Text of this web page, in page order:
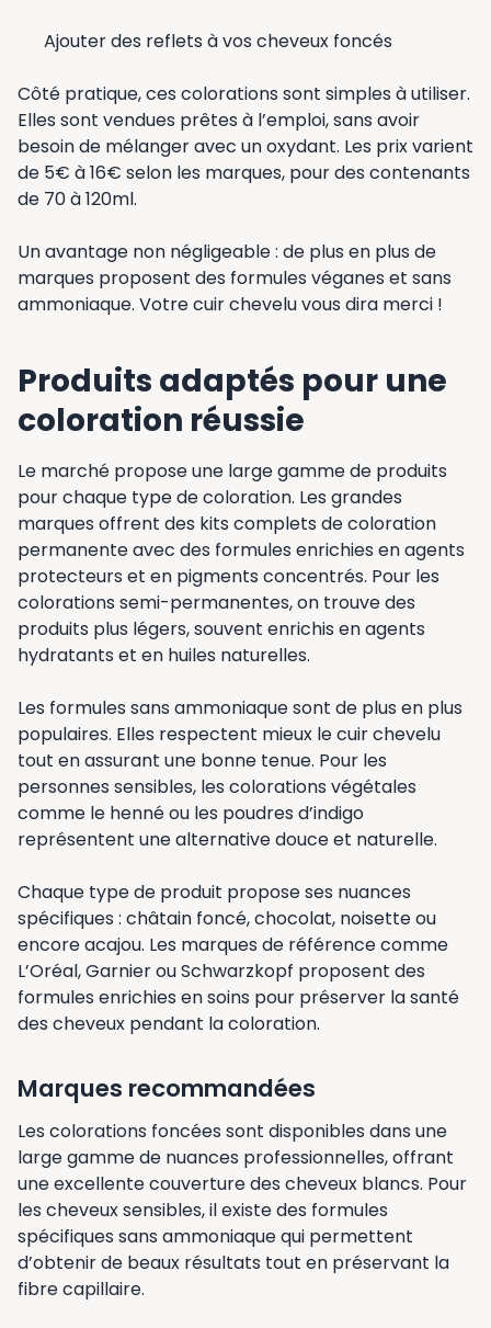
Ajouter des reflets à vos cheveux foncés
Côté pratique, ces colorations sont simples à utiliser.
Elles sont vendues prêtes à l’emploi, sans avoir
besoin de mélanger avec un oxydant. Les prix varient
de 5€ à 16€ selon les marques, pour des contenants
de 70 à 120ml.
Un avantage non négligeable : de plus en plus de
marques proposent des formules véganes et sans
ammoniaque. Votre cuir chevelu vous dira merci !
Produits adaptés pour une
coloration réussie
Le marché propose une large gamme de produits
pour chaque type de coloration. Les grandes
marques offrent des kits complets de coloration
permanente avec des formules enrichies en agents
protecteurs et en pigments concentrés. Pour les
colorations semi-permanentes, on trouve des
produits plus légers, souvent enrichis en agents
hydratants et en huiles naturelles.
Les formules sans ammoniaque sont de plus en plus
populaires. Elles respectent mieux le cuir chevelu
tout en assurant une bonne tenue. Pour les
personnes sensibles, les colorations végétales
comme le henné ou les poudres d’indigo
représentent une alternative douce et naturelle.
Chaque type de produit propose ses nuances
spécifiques : châtain foncé, chocolat, noisette ou
encore acajou. Les marques de référence comme
L’Oréal, Garnier ou Schwarzkopf proposent des
formules enrichies en soins pour préserver la santé
des cheveux pendant la coloration.
Marques recommandées
Les colorations foncées sont disponibles dans une
large gamme de nuances professionnelles, offrant
une excellente couverture des cheveux blancs. Pour
les cheveux sensibles, il existe des formules
spécifiques sans ammoniaque qui permettent
d’obtenir de beaux résultats tout en préservant la
fibre capillaire.